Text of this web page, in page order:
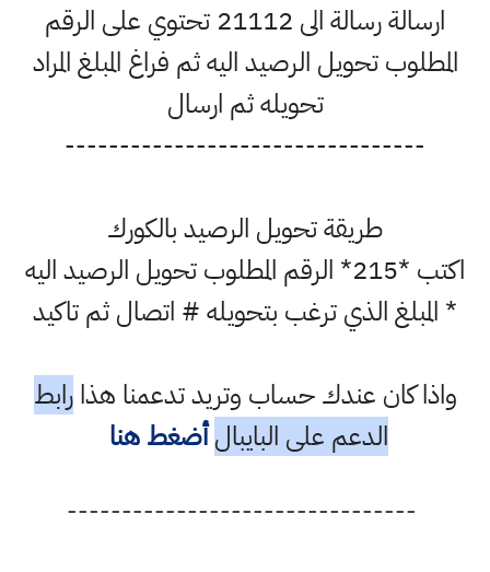
ارسالة رسالة الى 21112 تحتوي على الرقم
المطلوب تحويل الرصيد اليه ثم فراغ المبلغ المراد
تحويله ثم ارسال
---------------------------------
طريقة تحويل الرصيد بالكورك
اكتب *215* الرقم المطلوب تحويل الرصيد اليه
* المبلغ الذي ترغب بتحويله # اتصال ثم تاكيد
واذا كان عندك حساب وتريد تدعمنا هذارابط
الدعم على البايبال أضغط هنا
--------------------------------